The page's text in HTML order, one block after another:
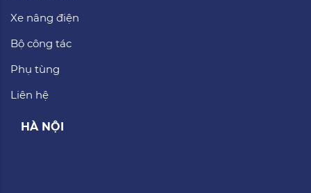
Xe nâng điện
Bộ công tác
Phụ tùng
Liên hệ
HÀ NỘI